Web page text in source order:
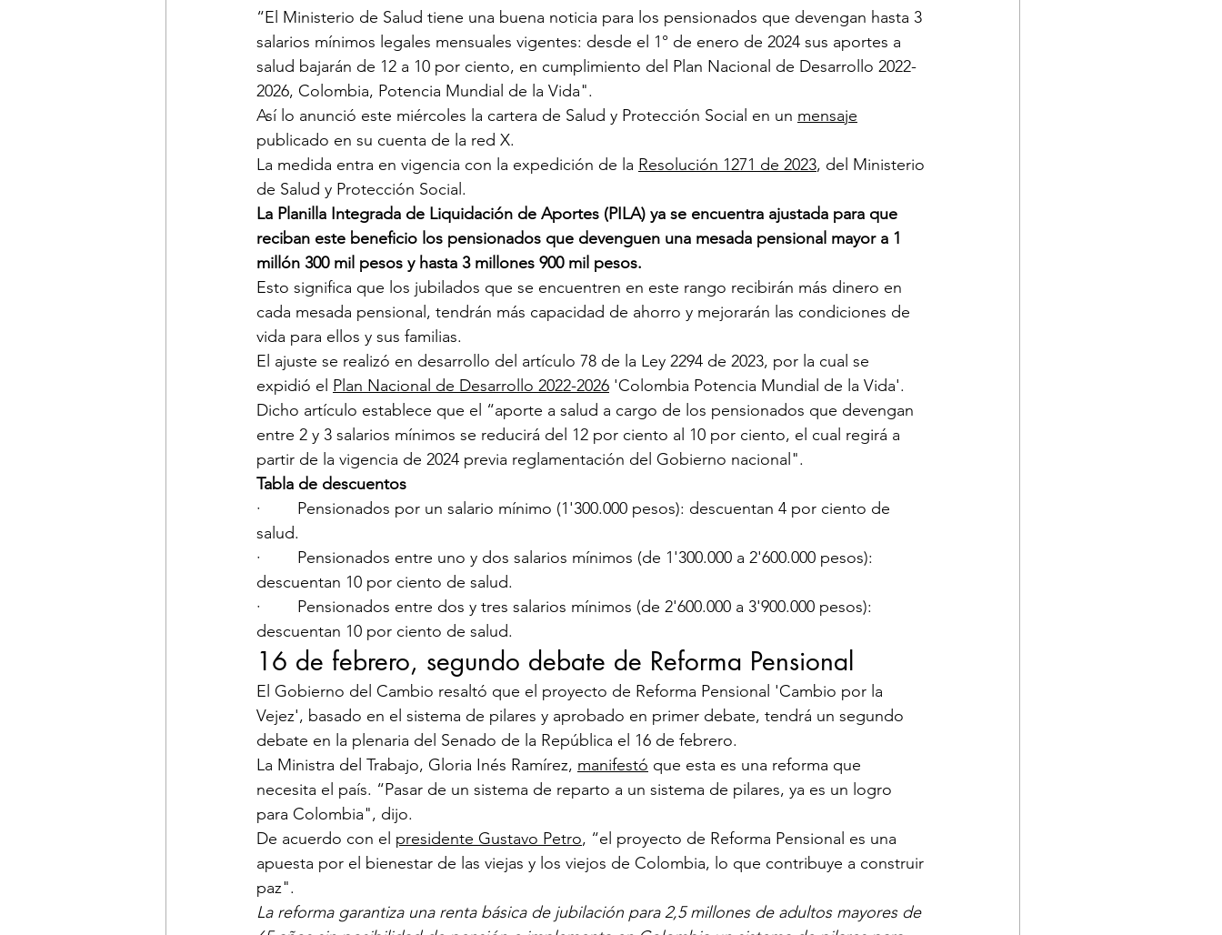
“El Ministerio de Salud tiene una buena noticia para los pensionados que devengan hasta 3
salarios mínimos legales mensuales vigentes: desde el 1° de enero de 2024 sus aportes a
salud bajarán de 12 a 10 por ciento, en cumplimiento del Plan Nacional de Desarrollo 2022-
2026, Colombia, Potencia Mundial de la Vida".
Así lo anunció este miércoles la cartera de Salud y Protección Social en un mensaje
publicado en su cuenta de la red X.
La medida entra en vigencia con la expedición de la Resolución 1271 de 2023​, del Ministerio
de Salud y Protección Social.
La Planilla Integrada de Liquidación de Aportes (PILA) ya se encuentra ajustada para que
reciban este beneficio los pensionados que devenguen una mesada pensional mayor a 1
millón 300 mil pesos y hasta 3 millones 900 mil pesos.
Esto significa que los jubilados que se encuentren en este rango recibirán más dinero en
cada mesada pensional, tendrán más capacidad de ahorro y mejorarán las condiciones de
vida para ellos y sus familias.
El ajuste se realizó en desarrollo del artículo 78 de la Ley 2294 de 2023, por la cual se
expidió el Plan Nacional de Desarrollo 2022-2026 'Colombia Potencia Mundial de la Vida'.
Dicho artículo establece que el “aporte a salud a cargo de los pensionados que devengan
entre 2 y 3 salarios mínimos se reducirá del 12 por ciento al 10 por ciento, el cual regirá a
partir de la vigencia de 2024 previa reglamentación del Gobierno nacional".
Tabla de descuentos
·        Pensionados por un salario mínimo (1'300.000 pesos): descuentan 4 por ciento de
salud.
·        Pensionados entre uno y dos salarios mínimos (de 1'300.000 a 2'600.000 pesos):
descuentan 10 por ciento de salud.
·        Pensionados entre dos y tres salarios mínimos (de 2'600.000 a 3'900.000 pesos):
descuentan 10 por ciento de salud.
16 de febrero​, segundo debate de Reforma Pensional
​El Gobierno del Cambio resaltó que el proyecto de Reforma Pensional 'Cambio por la
Vejez', basado en el sistema de pilares y aprobado en primer debate, tendrá un segundo
debate en la plenaria del Senado de la República el 16 de febrero.
La Ministra del Trabajo, Gloria Inés Ramírez, manifestó que esta es una reforma que
necesita el país. “Pasar de un sistema de reparto a un sistema de pilares, ya es un logro
para Colombia", dijo.
De acuerdo con el presidente Gustavo Petro, “el proyecto de Reforma Pensional es una
apuesta por el bienestar de las viejas y los viejos de Colombia, lo que contr​ibuye a construir
paz".
La reforma garantiza una renta básica de jubilación para 2,5 millones de adultos mayores de